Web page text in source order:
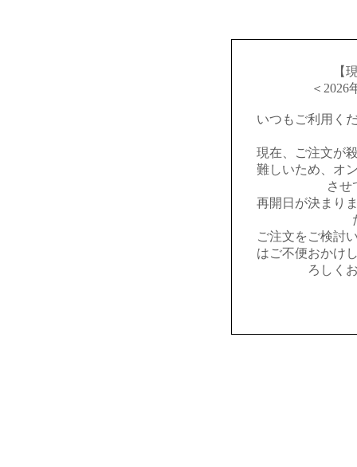
【
＜2026
いつもご利用く
現在、ご注文が
難しいため、オ
させ
再開日が決まり
ご注文をご検討
はご不便おかけ
ろしく